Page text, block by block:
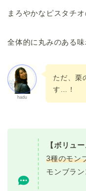
まろやかなピスタチ
全体的に丸みのある
hadu
ただ、栗
す…！
【ボリュー
3種のモン
モンブラ